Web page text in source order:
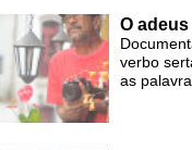
O
verbo
as